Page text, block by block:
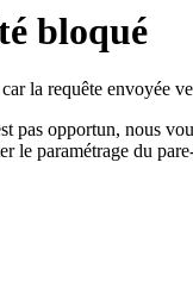
bloqué
la requête envoyée
pas opportun, nous
le paramétrage du